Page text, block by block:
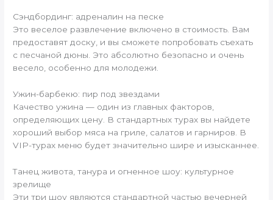
Сэндбординг: адреналин на песке
Это веселое развлечение включено в стоимость. Вам
предоставят доску, и вы сможете попробовать съехать
с песчаной дюны. Это абсолютно безопасно и очень
весело, особенно для молодежи.
Ужин-барбекю: пир под звездами
Качество ужина — один из главных факторов,
определяющих цену. В стандартных турах вы найдете
хороший выбор мяса на гриле, салатов и гарниров. В
VIP-турах меню будет значительно шире и изысканнее.
Танец живота, танура и огненное шоу: культурное
зрелище
Эти три шоу являются стандартной частью вечерней